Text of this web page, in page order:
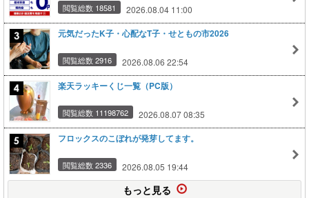
閲覧総数 18581 2026.08.04 11:00
元気だったK子・心配なT子・せともの市2026
閲覧総数 2916 2026.08.06 22:54
楽天ラッキーくじ一覧（PC版）
閲覧総数 11198762 2026.08.07 08:35
フロックスのこぼれが発芽してます。
閲覧総数 2336 2026.08.05 19:44
もっと見る